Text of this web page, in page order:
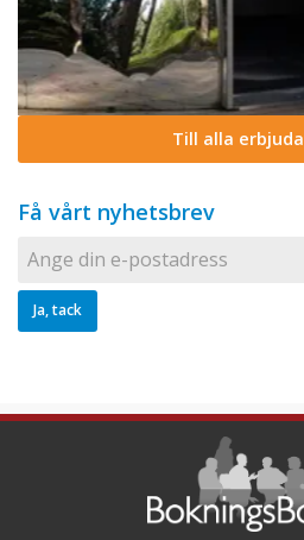
Till alla
Få vårt nyhetsbrev